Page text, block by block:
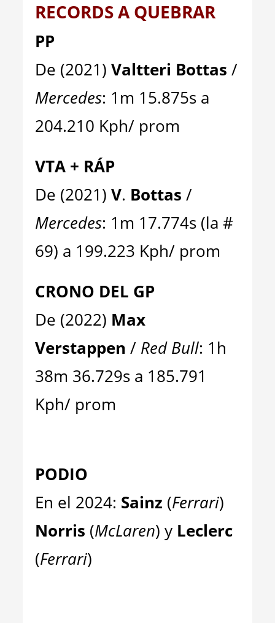
RECORDS A QUEBRAR
PP
De (2021)Valtteri Bottas /
Mercedes: 1m 15.875s a
204.210 Kph/ prom
VTA + RÁP
De (2021)V. Bottas /
Mercedes: 1m 17.774s (la #
69) a 199.223 Kph/ prom
CRONO DEL GP
De (2022) Max
Verstappen / Red Bull: 1h
38m 36.729s a 185.791
Kph/ prom
PODIO
En el 2024: Sainz (Ferrari)
Norris (McLaren) y Leclerc
(Ferrari)